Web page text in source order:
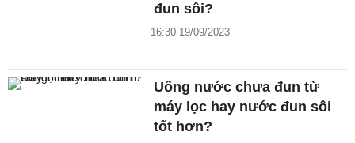
đun sôi?
16:30 19/09/2023
Uống nước chưa đun từ
máy lọc hay nước đun sôi
tốt hơn?